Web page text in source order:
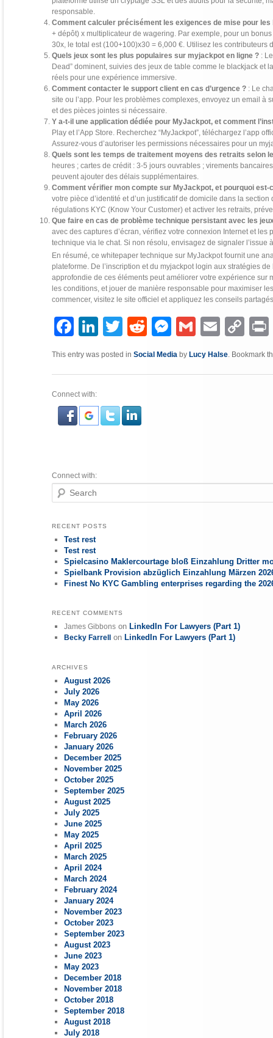
responsable.
Comment calculer précisément les exigences de mise pour les
+ dépôt) x multiplicateur de wagering. Par exemple, pour un
30x, le total est (100+100)x30 = 6,000 €. Utilisez les contributeurs
Quels jeux sont les plus populaires sur myjackpot en ligne ? :
Dead” dominent, suivies des jeux de table comme le blackjack et
réels pour une expérience immersive.
Comment contacter le support client en cas d’urgence ? : Le
site ou l’app. Pour les problèmes complexes, envoyez un email à
et des pièces jointes si nécessaire.
Y a-t-il une application dédiée pour MyJackpot, et comment
Play et l’App Store. Recherchez “MyJackpot”, téléchargez l’app
Assurez-vous d’autoriser les permissions nécessaires pour un
Quels sont les temps de traitement moyens des retraits selon
heures ; cartes de crédit : 3-5 jours ouvrables ; virements
peuvent ajouter des délais supplémentaires.
Comment vérifier mon compte sur MyJackpot, et pourquoi est-
votre pièce d’identité et d’un justificatif de domicile dans la
régulations KYC (Know Your Customer) et activer les retraits,
Que faire en cas de problème technique persistant avec les
avec des captures d’écran, vérifiez votre connexion Internet et
technique via le chat. Si non résolu, envisagez de signaler l’issue
En résumé, ce whitepaper technique sur MyJackpot fournit une
plateforme. De l’inscription et du myjackpot login aux stratégies
approfondie de ces éléments peut améliorer votre expérience sur
les conditions, et jouer de manière responsable pour maximiser
commencer, visitez le site officiel et appliquez les conseils
FacebookLinkedIn Twitter Reddit MessengerGmail Email Copy
This entry was posted inSocial Media by Lucy Halse. Bookmark
Connect with:
Connect with:
Search
RECENT POSTS
Test rest
Test rest
Spielcasino Maklercourtage bloß Einzahlung Dritter
Spielbank Provision abzüglich Einzahlung Märzen
Finest No KYC Gambling enterprises regarding the
RECENT COMMENTS
James Gibbons on LinkedIn For Lawyers (Part 1)
Becky Farrell on LinkedIn For Lawyers (Part 1)
ARCHIVES
August 2026
July 2026
May 2026
April 2026
March 2026
February 2026
January 2026
December 2025
November 2025
October 2025
September 2025
August 2025
July 2025
June 2025
May 2025
April 2025
March 2025
April 2024
March 2024
February 2024
January 2024
November 2023
October 2023
September 2023
August 2023
June 2023
May 2023
December 2018
November 2018
October 2018
September 2018
August 2018
July 2018